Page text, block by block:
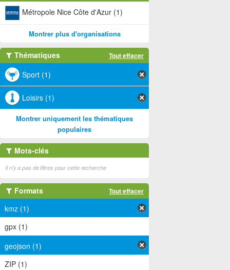
Métropole Nice Côte d'Azur (1)
Montrer plus d'organisations
Thématiques Tout effacer
Sport (1)
Loisirs (1)
Montrer uniquement les thématiques
populaires
Mots-clés
Il n'y a pas de filtres pour cette recherche
Formats Tout effacer
kmz (1)
gpx (1)
geojson (1)
ZIP (1)